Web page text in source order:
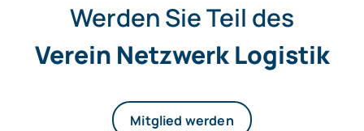
Werden Sie Teil des
Verein Netzwerk Logistik
Mitglied werden